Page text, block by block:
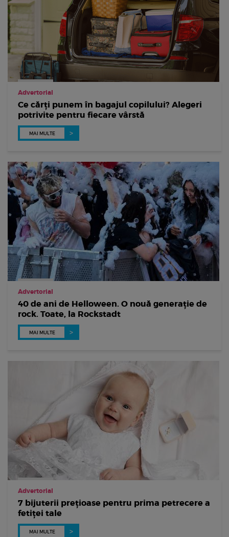
Advertorial
Ce cărți punem în bagajul copilului? Alegeri
potrivite pentru fiecare vârstă
MAI MULTE
Advertorial
40 de ani de Helloween. O nouă generație de
rock. Toate, la Rockstadt
MAI MULTE
Advertorial
7 bijuterii prețioase pentru prima petrecere a
fetiței tale
MAI MULTE